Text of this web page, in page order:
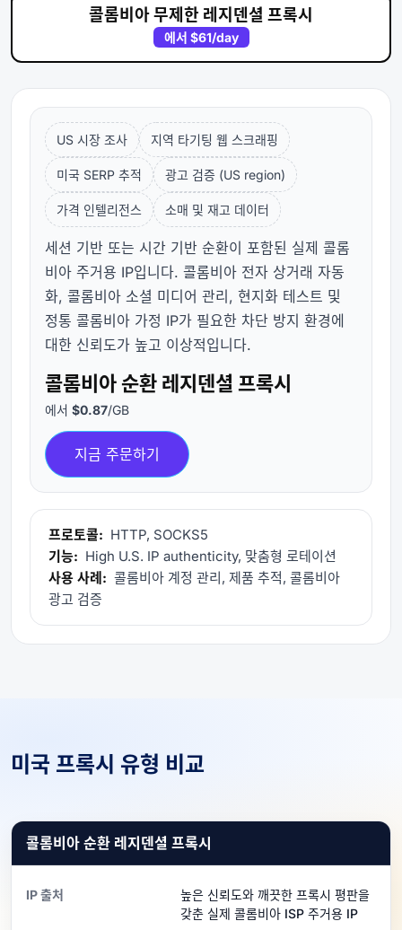
콜롬비아 무제한 레지덴셜 프록시
에서 $61/day
US 시장 조사 지역 타기팅 웹 스크래핑
미국 SERP 추적 광고 검증 (US region)
가격 인텔리전스 소매 및 재고 데이터
세션 기반 또는 시간 기반 순환이 포함된 실제 콜롬
비아 주거용 IP입니다. 콜롬비아 전자 상거래 자동
화, 콜롬비아 소셜 미디어 관리, 현지화 테스트 및
정통 콜롬비아 가정 IP가 필요한 차단 방지 환경에
대한 신뢰도가 높고 이상적입니다.
콜롬비아 순환 레지덴셜 프록시
에서 $0.87/GB
지금 주문하기
프로토콜: HTTP, SOCKS5
기능: High U.S. IP authenticity, 맞춤형 로테이션
사용 사례: 콜롬비아 계정 관리, 제품 추적, 콜롬비아
광고 검증
미국 프록시 유형 비교
콜롬비아 순환 레지덴셜 프록시
IP 출처
높은 신뢰도와 깨끗한 프록시 평판을
갖춘 실제 콜롬비아 ISP 주거용 IP